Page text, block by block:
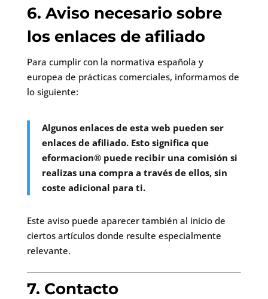
6. Aviso necesario sobre
los enlaces de afiliado
Para cumplir con la normativa española y
europea de prácticas comerciales, informamos de
lo siguiente:
Algunos enlaces de esta web pueden ser
enlaces de afiliado. Esto significa que
eformacion® puede recibir una comisión si
realizas una compra a través de ellos, sin
coste adicional para ti.
Este aviso puede aparecer también al inicio de
ciertos artículos donde resulte especialmente
relevante.
7. Contacto